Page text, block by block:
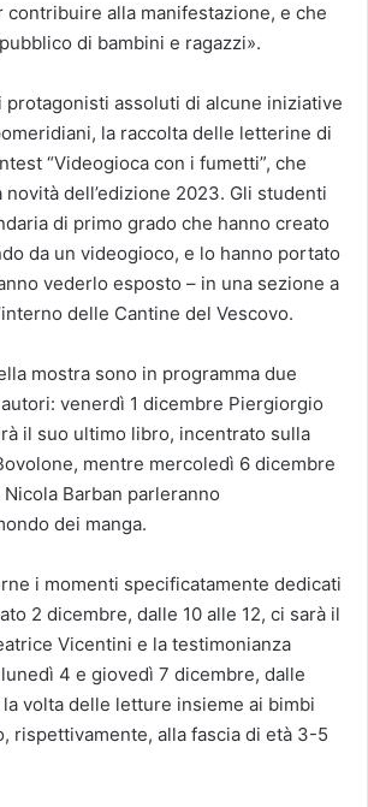
alla manifestazione, e che
di bambini e ragazzi».
protagonisti assoluti di alcune iniziative
la raccolta delle letterine di
“Videogioca con i fumetti”, che
dell’edizione 2023. Gli studenti
di primo grado che hanno creato
da un videogioco, e lo hanno portato
vederlo esposto – in una sezione a
delle Cantine del Vescovo.
mostra sono in programma due
venerdì 1 dicembre Piergiorgio
il suo ultimo libro, incentrato sulla
mentre mercoledì 6 dicembre
Barban parleranno
dei manga.
i momenti specificatamente dedicati
2 dicembre, dalle 10 alle 12, ci sarà il
Vicentini e la testimonianza
lunedì 4 e giovedì 7 dicembre, dalle
la volta delle letture insieme ai bimbi
rispettivamente, alla fascia di età 3-5